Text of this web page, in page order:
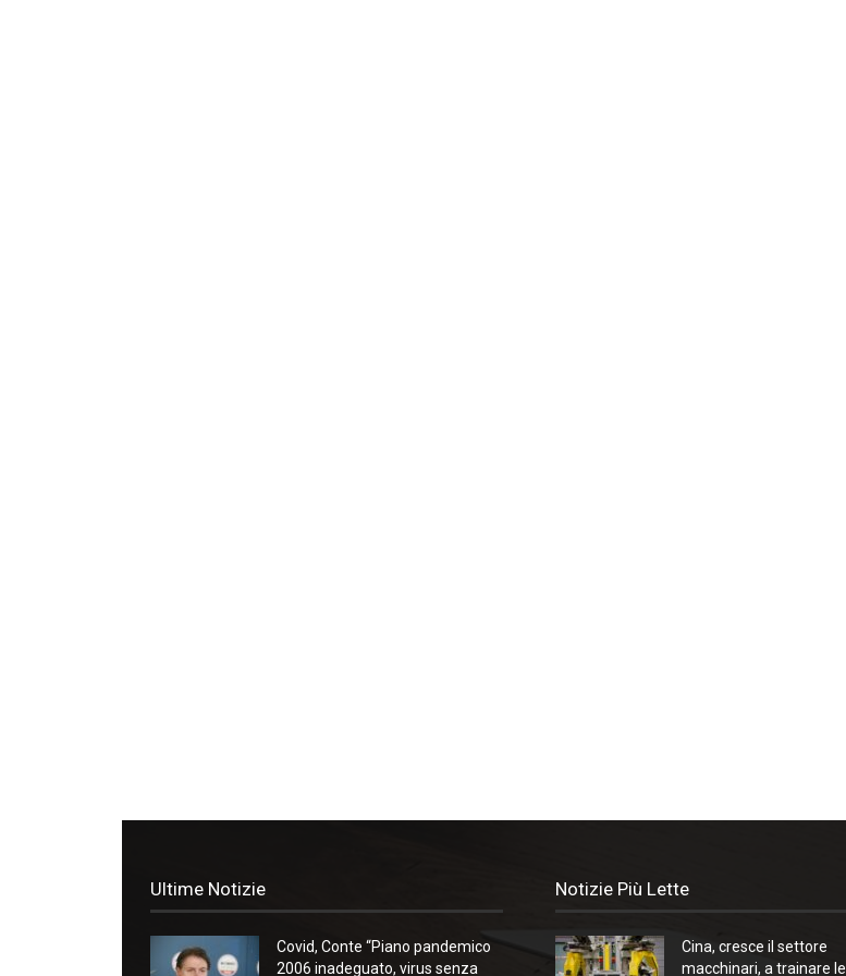
Ultime Notizie
Covid, Conte “Piano pandemico
2006 inadeguato, virus senza
Notizie Più Lette
Cina, cresce il settore
macchinari, a trainare le